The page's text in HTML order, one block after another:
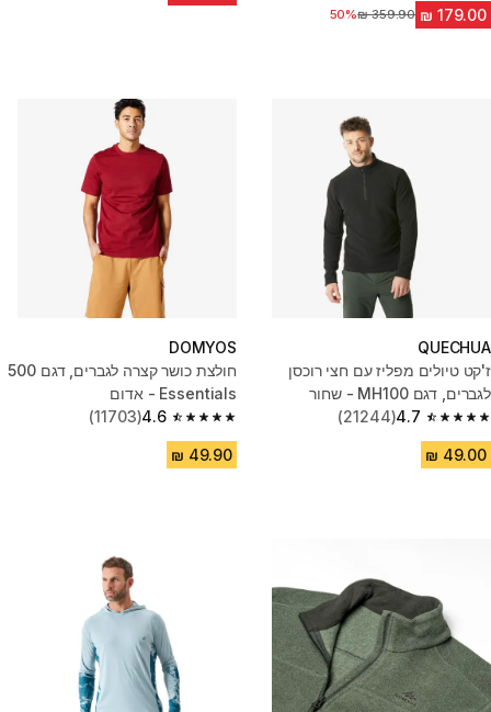
מחיר לפני הנחה
50%
QUECHUA
ז'קט טיולים מפליז עם חצי רוכסן
לגברים, דגם MH100 - שחור
4.7
4.7 out of 5 stars from 21244 reviews
(21244)
DOMYOS
חולצת כושר קצרה לגברים, דגם 500
Essentials - אדום
4.6
4.6 out of 5 stars from 11703 reviews
(11703)